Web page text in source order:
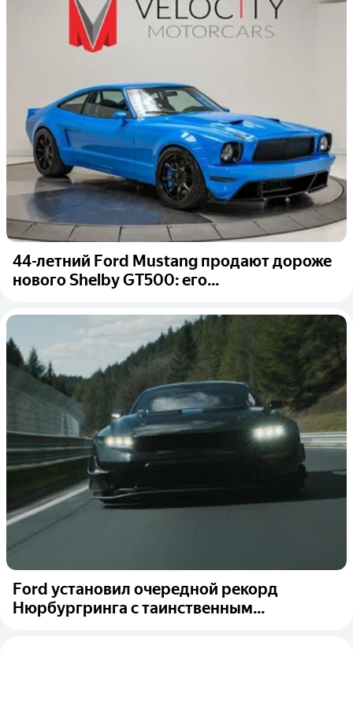
44-летний Ford Mustang продают дороже
нового Shelby GT500: его...
Ford установил очередной рекорд
Нюрбургринга с таинственным...